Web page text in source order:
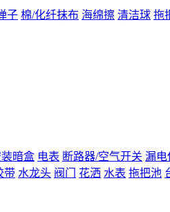
子 棉/化纤抹布 海绵擦 清洁球 拖
暗盒 电表 断路器/空气开关 漏电
带 水龙头 阀门 花洒 水表 拖把池